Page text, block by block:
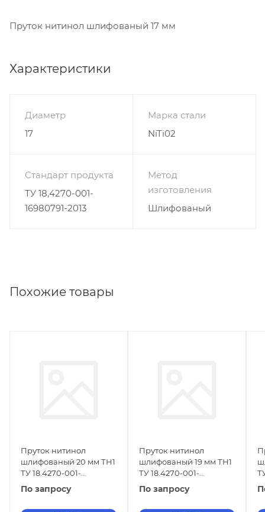
Пруток нитинол шлифованый 17 мм
Характеристики
Диаметр
17
Марка стали
NiTi02
Стандарт продукта
ТУ 18,4270-001-
16980791-2013
Метод
изготовления
Шлифованый
Похожие товары
Пруток нитинол
шлифованый 20 мм ТН1
ТУ 18.4270-001-
16980791-2013
По запросу
Пруток нитинол
шлифованый 19 мм ТН1
ТУ 18.4270-001-
16980791-2013
По запросу